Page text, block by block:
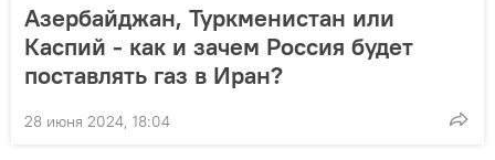
Азербайджан, Туркменистан или
Каспий - как и зачем Россия будет
поставлять газ в Иран?
28 июня 2024, 18:04